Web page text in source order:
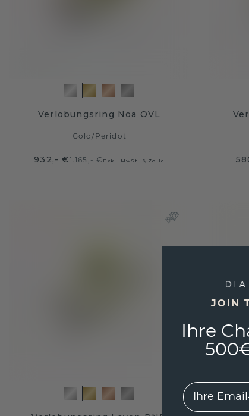
Verlobungsring Noa OVL
Gold/ Peridot
932,- €1.165,- €Exkl. MwSt. & Zölle
JOIN
Ihre
EMail